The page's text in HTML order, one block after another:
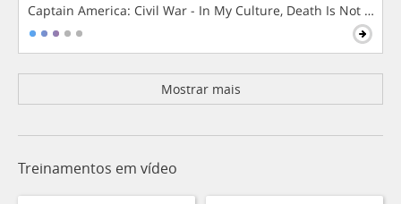
Captain America: Civil War - In My Culture, Death Is Not The
Mostrar mais
Treinamentos em vídeo